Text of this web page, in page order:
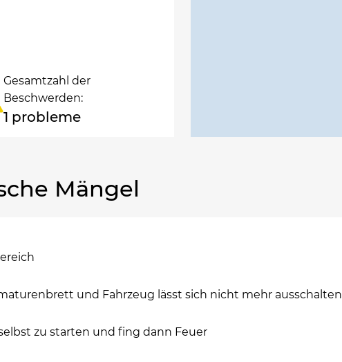
Gesamtzahl der
Beschwerden:
1 probleme
Mängel
und Fahrzeug lässt sich nicht mehr ausschalten
zu starten und fing dann Feuer